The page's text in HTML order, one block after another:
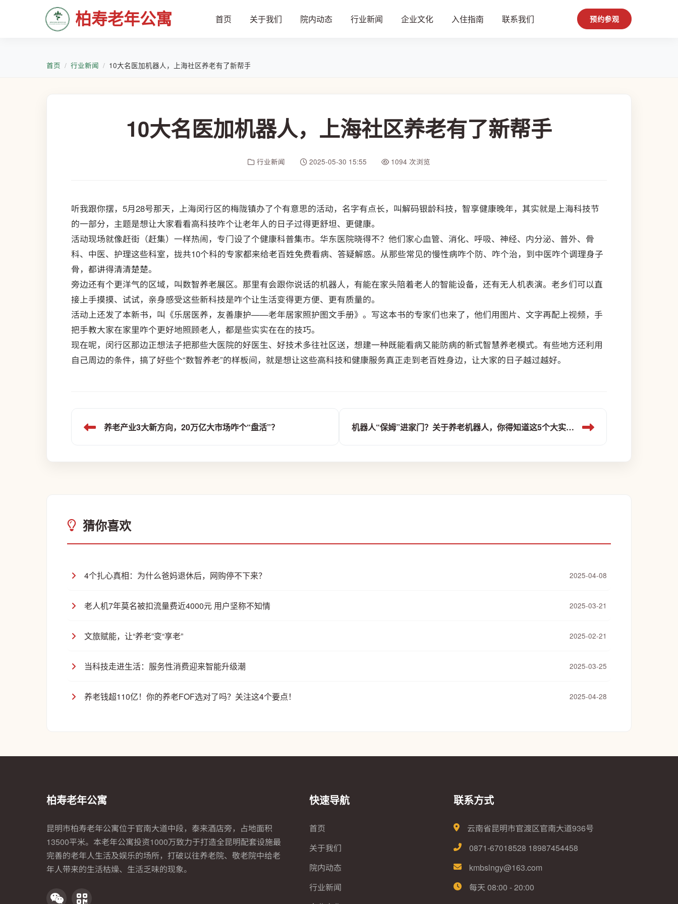
柏寿老年公寓 首页 关于我们 院内动态 行业新闻 企业文化 入住指南 联系我们 预约参观
首页 行业新闻 10大名医加机器人，上海社区养老有了新帮手
10大名医加机器人，上海社区养老有了新帮手
行业新闻 2025-05-30 15:55 1094 次浏览
听我跟你摆，5月28号那天，上海闵行区的梅陇镇办了个有意思的活动，名字有点长，叫解码银龄科技，智享健康晚年，其实就是上海科技节
的一部分，主题是想让大家看看高科技咋个让老年人的日子过得更舒坦、更健康。
活动现场就像赶街（赶集）一样热闹，专门设了个健康科普集市。华东医院晓得不？他们家心血管、消化、呼吸、神经、内分泌、普外、骨
科、中医、护理这些科室，拢共10个科的专家都来给老百姓免费看病、答疑解惑。从那些常见的慢性病咋个防、咋个治，到中医咋个调理身子
骨，都讲得清清楚楚。
旁边还有个更洋气的区域，叫数智养老展区。那里有会跟你说话的机器人，有能在家头陪着老人的智能设备，还有无人机表演。老乡们可以直
接上手摸摸、试试，亲身感受这些新科技是咋个让生活变得更方便、更有质量的。
活动上还发了本新书，叫《乐居医养，友善康护——老年居家照护图文手册》。写这本书的专家们也来了，他们用图片、文字再配上视频，手
把手教大家在家里咋个更好地照顾老人，都是些实实在在的技巧。
现在呢，闵行区那边正想法子把那些大医院的好医生、好技术多往社区送，想建一种既能看病又能防病的新式智慧养老模式。有些地方还利用
自己周边的条件，搞了好些个“数智养老”的样板间，就是想让这些高科技和健康服务真正走到老百姓身边，让大家的日子越过越好。
养老产业3大新方向，20万亿大市场咋个“盘活”？ 机器人“保姆”进家门？关于养老机器人，你得知道这5个大实话！
猜你喜欢
4个扎心真相：为什么爸妈退休后，网购停不下来？ 2025-04-08
老人机7年莫名被扣流量费近4000元 用户坚称不知情 2025-03-21
文旅赋能，让“养老”变“享老” 2025-02-21
当科技走进生活：服务性消费迎来智能升级潮 2025-03-25
养老钱超110亿！你的养老FOF选对了吗？关注这4个要点！ 2025-04-28
柏寿老年公寓
昆明市柏寿老年公寓位于官南大道中段，泰来酒店旁，占地面积
13500平米。本老年公寓投资1000万致力于打造全昆明配套设施最
完善的老年人生活及娱乐的场所，打破以往养老院、敬老院中给老
年人带来的生活枯燥、生活乏味的现象。
快速导航
首页
关于我们
院内动态
行业新闻
联系方式
云南省昆明市官渡区官南大道936号
0871-67018528 18987454458
kmbslngy@163.com
每天 08:00 - 20:00